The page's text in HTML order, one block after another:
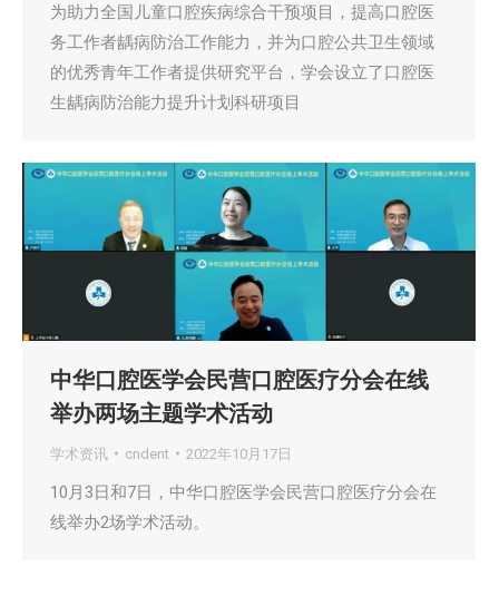
为助力全国儿童口腔疾病综合干预项目，提高口腔医
务工作者龋病防治工作能力，并为口腔公共卫生领域
的优秀青年工作者提供研究平台，学会设立了口腔医
生龋病防治能力提升计划科研项目
中华口腔医学会民营口腔医疗分会在线
举办两场主题学术活动
学术资讯 cndent 2022年10月17日
10月3日和7日，中华口腔医学会民营口腔医疗分会在
线举办2场学术活动。